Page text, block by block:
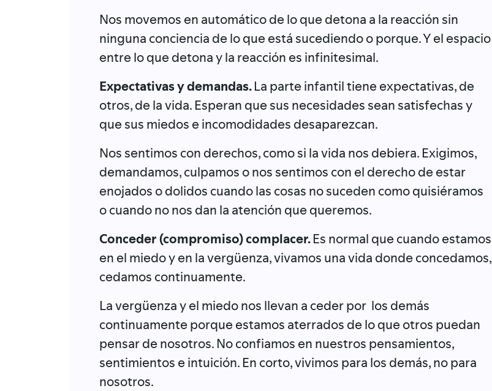
Nos movemos en automático de lo que detona a la reacción sin
ninguna conciencia de lo que está sucediendo o porque. Y el espacio
entre lo que detona y la reacción es infinitesimal.
Expectativas y demandas.La parte infantil tiene expectativas, de
otros, de la vida. Esperan que sus necesidades sean satisfechas y
que sus miedos e incomodidades desaparezcan.
Nos sentimos con derechos, como si la vida nos debiera. Exigimos,
demandamos, culpamos o nos sentimos con el derecho de estar
enojados o dolidos cuando las cosas no suceden como quisiéramos
o cuando no nos dan la atención que queremos.
Conceder (compromiso) complacer.Es normal que cuando estamos
en el miedo y en la vergüenza, vivamos una vida donde concedamos,
cedamos continuamente.
La vergüenza y el miedo nos llevan a ceder por los demás
continuamente porque estamos aterrados de lo que otros puedan
pensar de nosotros. No confiamos en nuestros pensamientos,
sentimientos e intuición. En corto, vivimos para los demás, no para
nosotros.